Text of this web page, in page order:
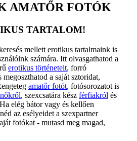
AMATŐR FOTÓK
TARTALOM!
mellett erotikus tartalmaink is
számára. Itt olvasgathatod a
erotikus történeteit, forró
a saját sztoridat,
amatőr fotót, fotósorozatot is
nőkről, szexcsatára kész férfiakról és
elég bátor vagy és kellően
az esélyeidet a szexpartner
fotókat - mutasd meg magad,